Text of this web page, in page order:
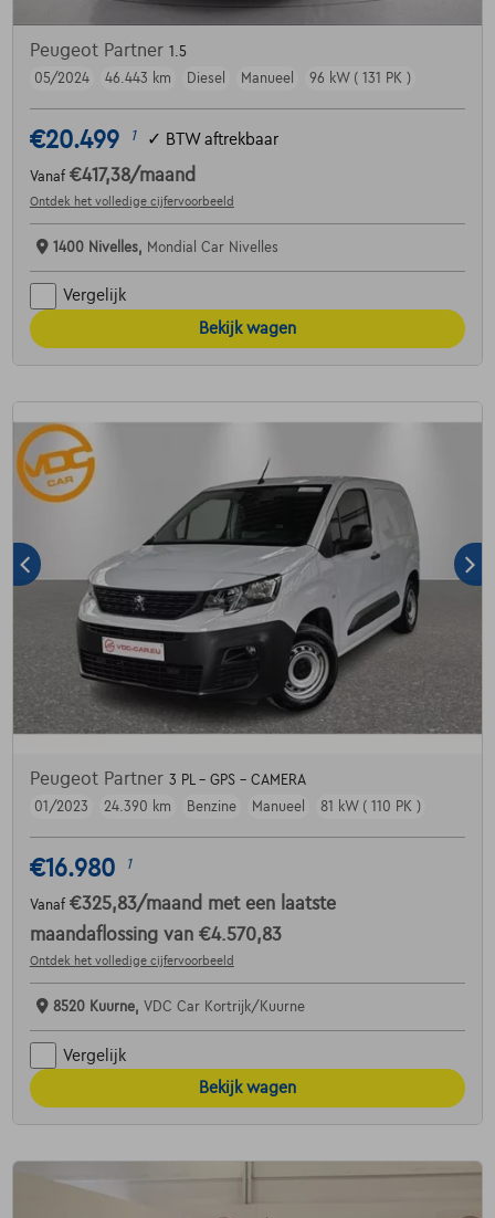
Peugeot Partner 1.5
05/2024
46.443 km Diesel Manueel 96 kW ( 131 PK )
€20.499 1 ✓ BTW aftrekbaar
Vanaf €417,38/maand
Ontdek het volledige cijfervoorbeeld
1400 Nivelles, Mondial Car Nivelles
Vergelijk
Bekijk wagen
Peugeot Partner 3 PL - GPS - CAMERA
01/2023
24.390 km Benzine Manueel 81 kW ( 110 PK )
€16.980 1
Vanaf €325,83/maand met een laatste
maandaflossing van €4.570,83
Ontdek het volledige cijfervoorbeeld
8520 Kuurne, VDC Car Kortrijk/Kuurne
Vergelijk
Bekijk wagen